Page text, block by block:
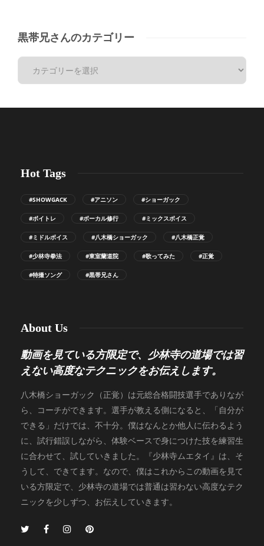
黒帯兄さんのカテゴリー
Hot Tags
#SHOWGACK #アニソン #ショーガック
#ボイトレ #ボーカル修行 #ミックスボイス
#ミドルボイス #八木橋ショーガック #八木橋正覚
#少林寺拳法 #東室蘭道院 #歌ってみた #正覚
#特撮ソング #黒帯兄さん
About Us
動画を見ている方限定で、少林寺の道場では習
えない高度なテクニックをお伝えします。
八木橋ショーガック（正覚）は元総合格闘技選手でありなが
ら、コーチができます。選手が教える側になると、「自分が
できる」だけでは、不十分。僕はなんとか他人に伝わるよう
に、試行錯誤しながら、体験ベースで身につけた技を練習生
に合わせて、試していきました。『少林寺ムエタイ』は、そ
うして、できてます。なので、僕はこれからこの動画を見て
いる方限定で、少林寺の道場では普通は習わない高度なテク
ニックを少しずつ、お伝えしていきます。